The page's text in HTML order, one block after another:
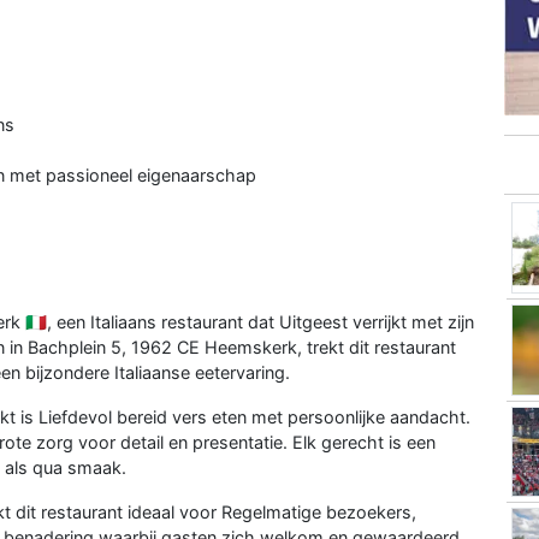
met passioneel eigenaarschap
🇮🇹, een Italiaans restaurant dat Uitgeest verrijkt met zijn
Bachplein 5, 1962 CE Heemskerk, trekt dit restaurant
bijzondere Italiaanse eetervaring.
is Liefdevol bereid vers eten met persoonlijke aandacht.
zorg voor detail en presentatie. Elk gerecht is een
qua smaak.
dit restaurant ideaal voor Regelmatige bezoekers,